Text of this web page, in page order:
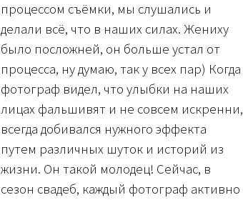
процессом съёмки, мы слушались и
делали всё, что в наших силах. Жениху
было посложней, он больше устал от
процесса, ну думаю, так у всех пар) Когда
фотограф видел, что улыбки на наших
лицах фальшивят и не совсем искренни,
всегда добивался нужного эффекта
путем различных шуток и историй из
жизни. Он такой молодец! Сейчас, в
сезон свадеб, каждый фотограф активно